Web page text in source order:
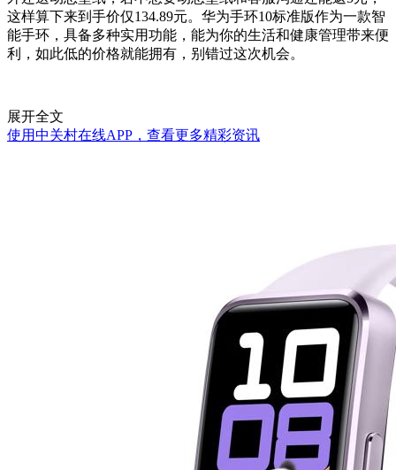
这样算下来到手价仅134.89元。华为手环10标准版作为一款智
能手环，具备多种实用功能，能为你的生活和健康管理带来便
利，如此低的价格就能拥有，别错过这次机会。
展开全文
使用中关村在线APP，查看更多精彩资讯